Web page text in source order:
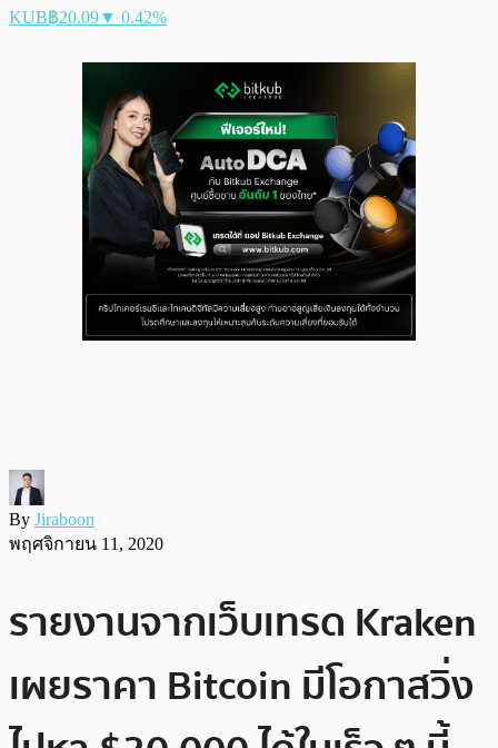
KUB฿20.09▼ 0.42%
By Jiraboon
พฤศจิกายน 11, 2020
รายงานจากเว็บเทรด Kraken
เผยราคา Bitcoin มีโอกาสวิ่ง